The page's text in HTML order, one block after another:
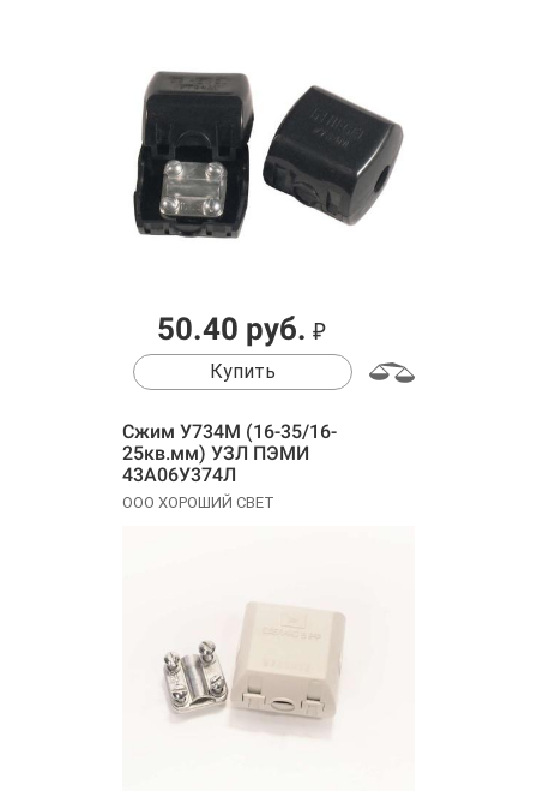
50.40 руб. ₽
Купить
Сжим У734М (16-35/16-
25кв.мм) УЗЛ ПЭМИ
43А06У374Л
ООО ХОРОШИЙ СВЕТ